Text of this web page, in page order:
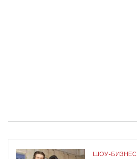
ШОУ-БИЗНЕС